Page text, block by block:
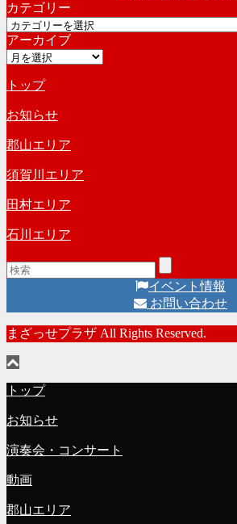
カ
イ
ブ
カテゴリー
カ
テ
ゴ
ー
アーカイブ
ア
カ
イ
ブ
トップ
お知らせ
郡山エリア
須賀川エリア
田村エリア
石川エリア
イベント情報
お問い合わせ
まざっせプラザ All Rights Reserved.
トップ
お知らせ
演奏会・コンサート
動画
郡山エリア